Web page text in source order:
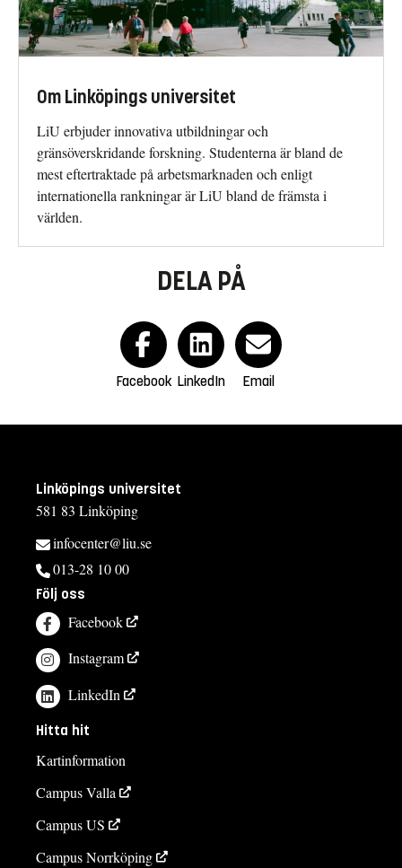
Om Linköpings universitet
LiU erbjuder innovativa utbildningar och
gränsöverskridande forskning. Studenterna är bland de
mest eftertraktade på arbetsmarknaden och enligt
internationella rankningar är LiU bland de främsta i
världen.
DELA PÅ
Facebook LinkedIn Email
Linköpings universitet
581 83 Linköping
infocenter@liu.se
013-28 10 00
Följ oss
Facebook
Instagram
LinkedIn
Hitta hit
Kartinformation
Campus Valla
Campus US
Campus Norrköping